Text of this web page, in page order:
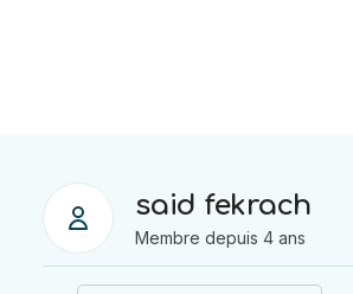
said fekrach
Membre depuis 4 ans